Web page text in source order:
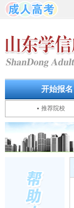
开始报名
推荐院校